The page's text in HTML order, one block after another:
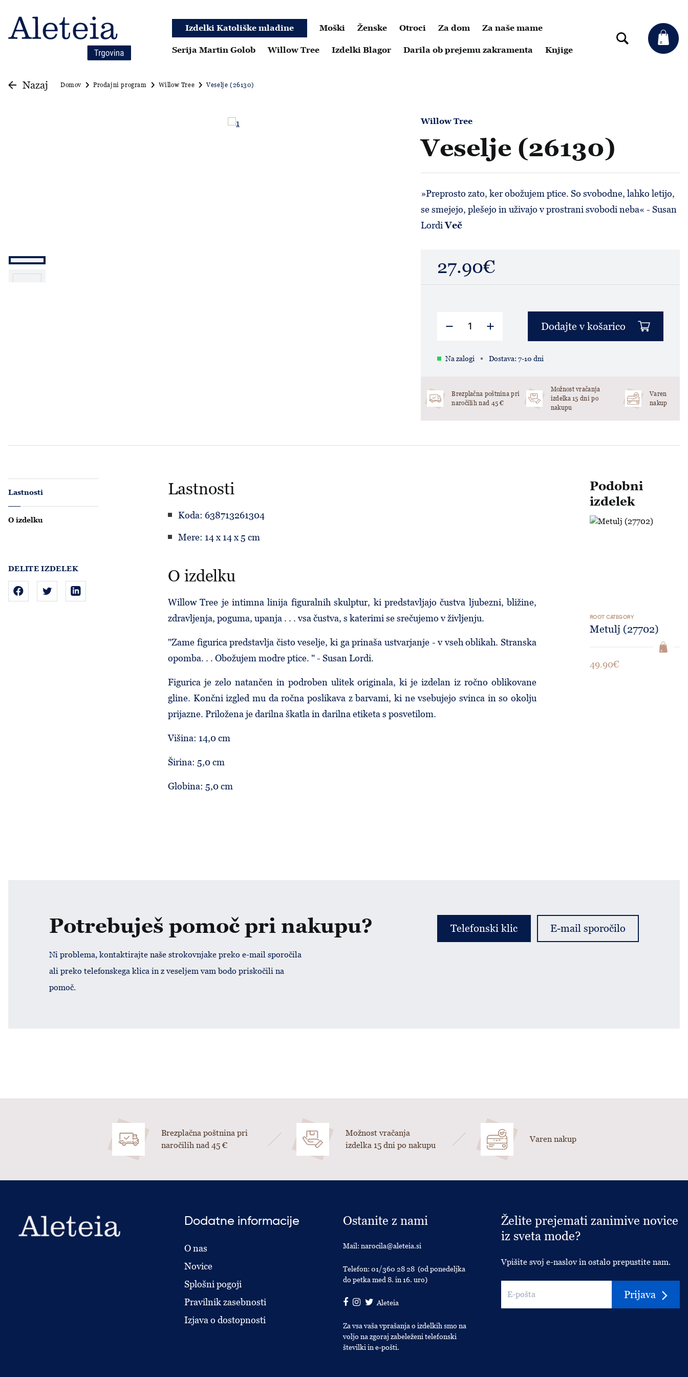
Izdelki Katoliške mladine Moški Ženske Otroci Za dom Za naše mame
Serija Martin Golob Willow Tree Izdelki Blagor Darila ob prejemu zakramenta Knjige
Nazaj Domov Prodajni program Willow Tree Veselje (26130)
Willow Tree
Veselje (26130)
»Preprosto zato, ker obožujem ptice. So svobodne, lahko letijo,
se smejejo, plešejo in uživajo v prostrani svobodi neba« - Susan
LordiVeč
27.90€
Dodajte v košarico
Na zalogi Dostava: 7-10 dni
Brezplačna poštnina pri
naročilih nad 45 €
Možnost vračanja
izdelka 15 dni po
nakupu
Varen
nakup
Lastnosti
O izdelku
DELITE IZDELEK
Lastnosti
Koda: 638713261304
Mere: 14 x 14 x 5 cm
O izdelku
Willow Tree je intimna linija figuralnih skulptur, ki predstavljajo čustva ljubezni, bližine,
zdravljenja, poguma, upanja . . . vsa čustva, s katerimi se srečujemo v življenju.
"Zame figurica predstavlja čisto veselje, ki ga prinaša ustvarjanje - v vseh oblikah. Stranska
opomba. . . Obožujem modre ptice. " - Susan Lordi.
Figurica je zelo natančen in podroben ulitek originala, ki je izdelan iz ročno oblikovane
gline. Končni izgled mu da ročna poslikava z barvami, ki ne vsebujejo svinca in so okolju
prijazne. Priložena je darilna škatla in darilna etiketa s posvetilom.
Višina: 14,0 cm
Širina: 5,0 cm
Globina: 5,0 cm
Podobni
izdelek
Metulj (27702)
ROOT CATEGORY
Metulj (27702)
49.90€
Potrebuješ pomoč pri nakupu?
Ni problema, kontaktirajte naše strokovnjake preko e-mail sporočila
ali preko telefonskega klica in z veseljem vam bodo priskočili na
pomoč.
Telefonski klic E-mail sporočilo
Brezplačna poštnina pri
naročilih nad 45 €
Možnost vračanja
izdelka 15 dni po nakupu
Varen nakup
Dodatne informacije
O nas
Novice
Splošni pogoji
Pravilnik zasebnosti
Izjava o dostopnosti
Ostanite z nami
Mail: narocila@aleteia.si
Telefon: 01/360 28 28(od ponedeljka
do petka med 8. in 16. uro)
Aleteia
Za vsa vaša vprašanja o izdelkih smo na
voljo na zgoraj zabeleženi telefonski
številki in e-pošti.
Želite prejemati zanimive novice
iz sveta mode?
Vpišite svoj e-naslov in ostalo prepustite nam.
Prijava